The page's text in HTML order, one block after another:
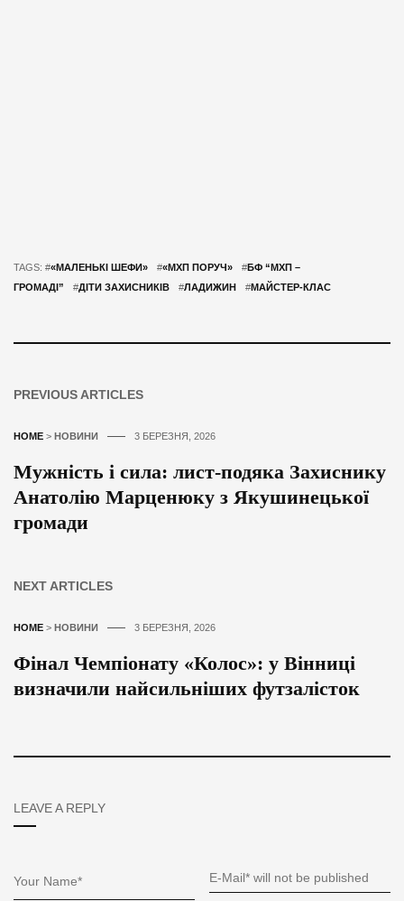
TAGS: #«МАЛЕНЬКІ ШЕФИ» #«МХП ПОРУЧ» #БФ “МХП –
ГРОМАДІ”
#ДІТИ ЗАХИСНИКІВ #ЛАДИЖИН #МАЙСТЕР-КЛАС
PREVIOUS ARTICLES
HOME > НОВИНИ 3 БЕРЕЗНЯ, 2026
Мужність і сила: лист-подяка Захиснику
Анатолію Марценюку з Якушинецької
громади
NEXT ARTICLES
HOME > НОВИНИ 3 БЕРЕЗНЯ, 2026
Фінал Чемпіонату «Колос»: у Вінниці
визначили найсильніших футзалісток
LEAVE A REPLY